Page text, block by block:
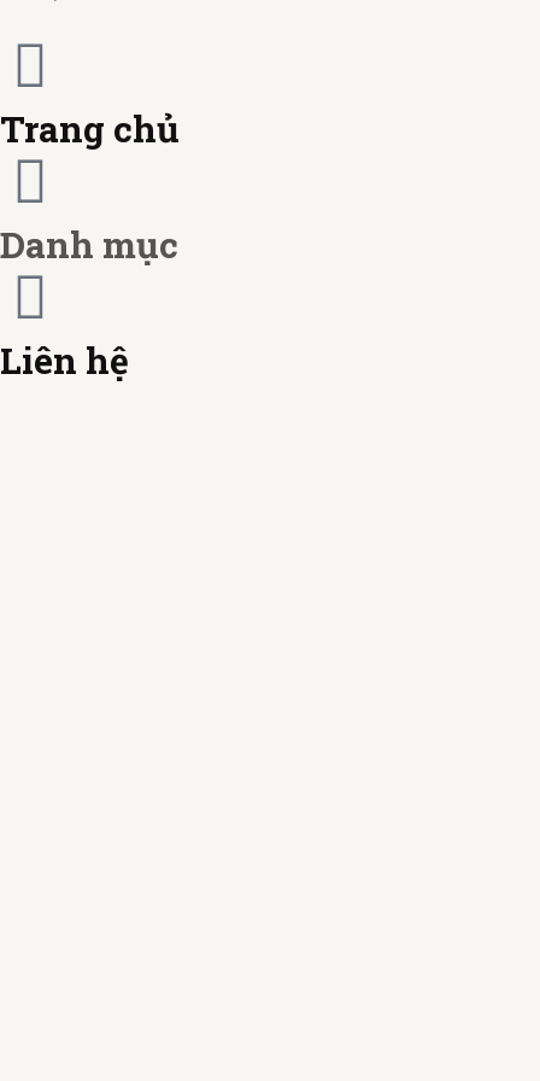
r
c
a
d
Trang chủ
Danh mục
Liên hệ